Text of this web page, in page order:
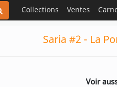
Collections Ventes
Saria #2 - La
Voir